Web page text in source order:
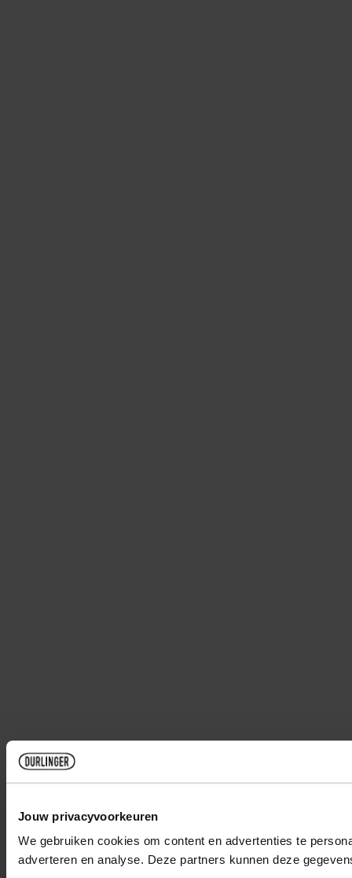
Jouw privacyvoorkeuren
We gebruiken cookies om content en advertenties te
adverteren en analyse. Deze partners kunnen deze